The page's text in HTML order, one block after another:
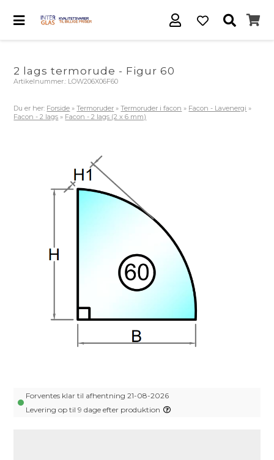
2 lags termorude - Figur 60
Artikelnummer.: LOW206X06F60
Du er her: Forside »Termoruder »Termoruder i facon » Facon - Lavenergi »
Facon - 2 lags » Facon - 2 lags (2 x 6 mm)
Forventes klar til afhentning 21-08-2026
Levering op til 9 dage efter produktion